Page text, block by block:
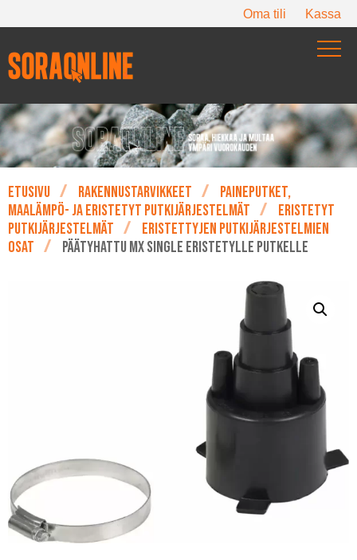
Oma tili Kassa
Etusivu Rakennustarvikkeet
Paineputket,
maalämpö- ja eristetyt putkijärjestelmät
Eristetyt
putkijärjestelmät
Eristettyjen putkijärjestelmien
osat
Päätyhattu MX Single eristetylle putkelle